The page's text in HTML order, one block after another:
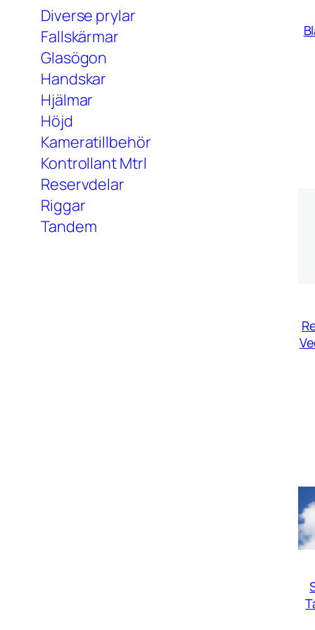
Diverse prylar
Fallskärmar
Glasögon
Handskar
Hjälmar
Höjd
Kameratillbehör
Kontrollant Mtrl
Reservdelar
Riggar
Tandem